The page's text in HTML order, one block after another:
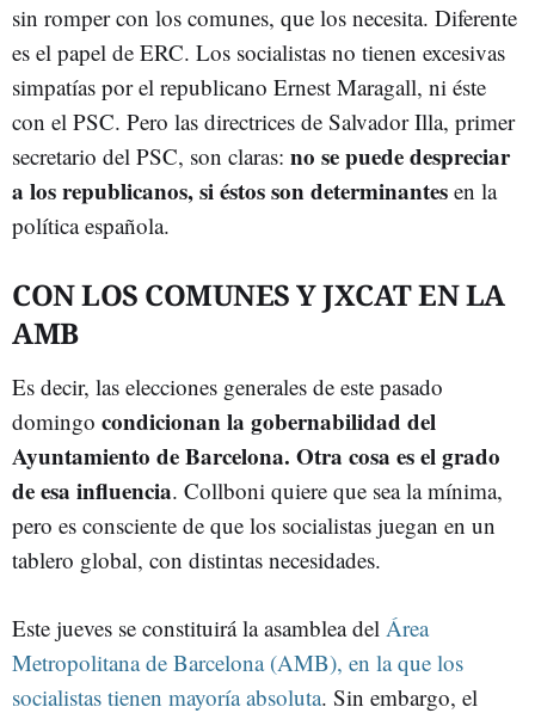
sin romper con los comunes, que los necesita. Diferente
es el papel de ERC. Los socialistas no tienen excesivas
simpatías por el republicano Ernest Maragall, ni éste
con el PSC. Pero las directrices de Salvador Illa, primer
secretario del PSC, son claras: no se puede despreciar
a los republicanos, si éstos son determinantes en la
política española.
CON LOS COMUNES Y JXCAT EN LA
AMB
Es decir, las elecciones generales de este pasado
domingo condicionan la gobernabilidad del
Ayuntamiento de Barcelona. Otra cosa es el grado
de esa influencia. Collboni quiere que sea la mínima,
pero es consciente de que los socialistas juegan en un
tablero global, con distintas necesidades.
Este jueves se constituirá la asamblea del Área
Metropolitana de Barcelona (AMB), en la que los
socialistas tienen mayoría absoluta. Sin embargo, el